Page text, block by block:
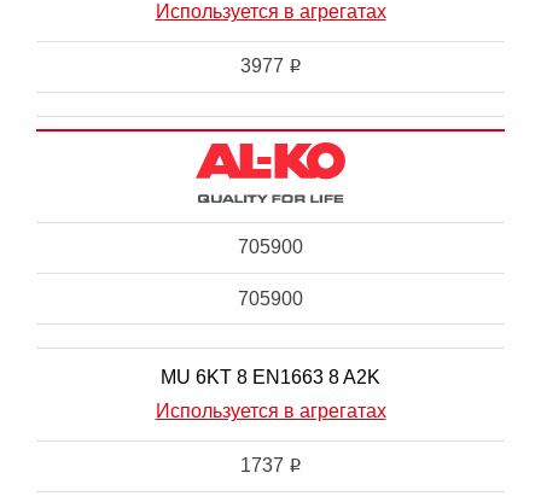
Используется в агрегатах
3977 i
705900
705900
MU 6KT 8 EN1663 8 A2K
Используется в агрегатах
1737 i